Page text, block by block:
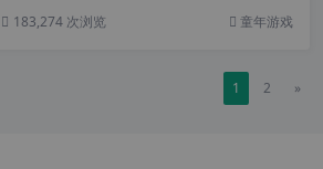
183,274 次浏览 童年游戏
1 2 »